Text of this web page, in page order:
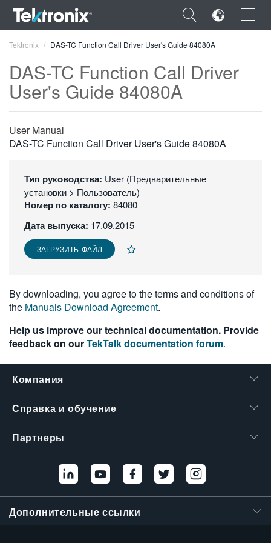
×
FRANÇAIS
VIỆT NAM
简体中文
한국어
Tektronix DAS-TC Function Call Driver User's Guide 84080A
DAS-TC Function Call Driver
User's Guide 84080A
User Manual
DAS-TC Function Call Driver User's Guide 84080A
Тип руководства: User (Предварительные
установки > Пользователь)
Номер по каталогу: 84080
Дата выпуска: 17.09.2015
ЗАГРУЗИТЬ ФАЙЛ
By downloading, you agree to the terms and conditions of
the Manuals Download Agreement.
Help us improve our technical documentation. Provide
feedback on ourTekTalk documentation forum.
Компания
Справка и обучение
Партнеры
Дополнительные ссылки